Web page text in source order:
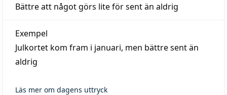
Bättre att något görs lite för sent än aldrig
Exempel
Julkortet kom fram i januari, men bättre sent än
aldrig
Läs mer om dagens uttryck